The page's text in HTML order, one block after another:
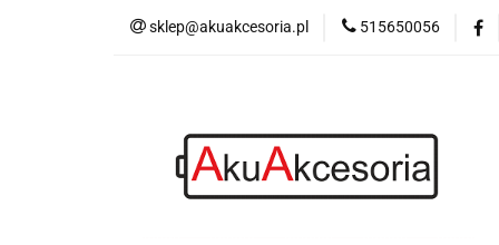
sklep@akuakcesoria.pl 515650056
Akumulatorki